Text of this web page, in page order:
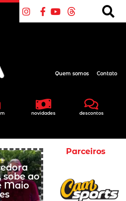
novidades descontos
Quem somos Contato
sobe ao
Maio
Parceiros